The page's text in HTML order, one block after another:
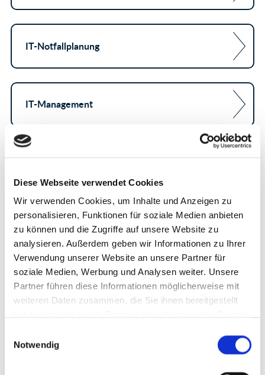
Diese Webseite verwendet Cookies
Wir verwenden Cookies, um Inhalte und Anzeigen zu
personalisieren, Funktionen für soziale Medien anbieten
zu können und die Zugriffe auf unsere Website zu
analysieren. Außerdem geben wir Informationen zu Ihrer
Verwendung unserer Website an unsere Partner für
soziale Medien, Werbung und Analysen weiter. Unsere
Partner führen diese Informationen möglicherweise mit
weiteren Daten zusammen, die Sie ihnen bereitgestellt
Notwendig
IT-Notfallplanung
IT-Management
IT-Support
Mobile Device Management
Modern Workplace